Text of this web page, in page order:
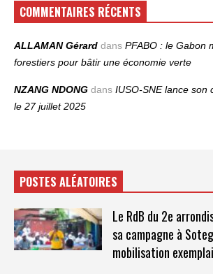
COMMENTAIRES RÉCENTS
ALLAMAN Gérard dans PFABO : le Gabon
forestiers pour bâtir une économie verte
NZANG NDONG dans IUSO‑SNE lance son
le 27 juillet 2025
POSTES ALÉATOIRES
Le RdB du 2e
sa campagne à
mobilisation